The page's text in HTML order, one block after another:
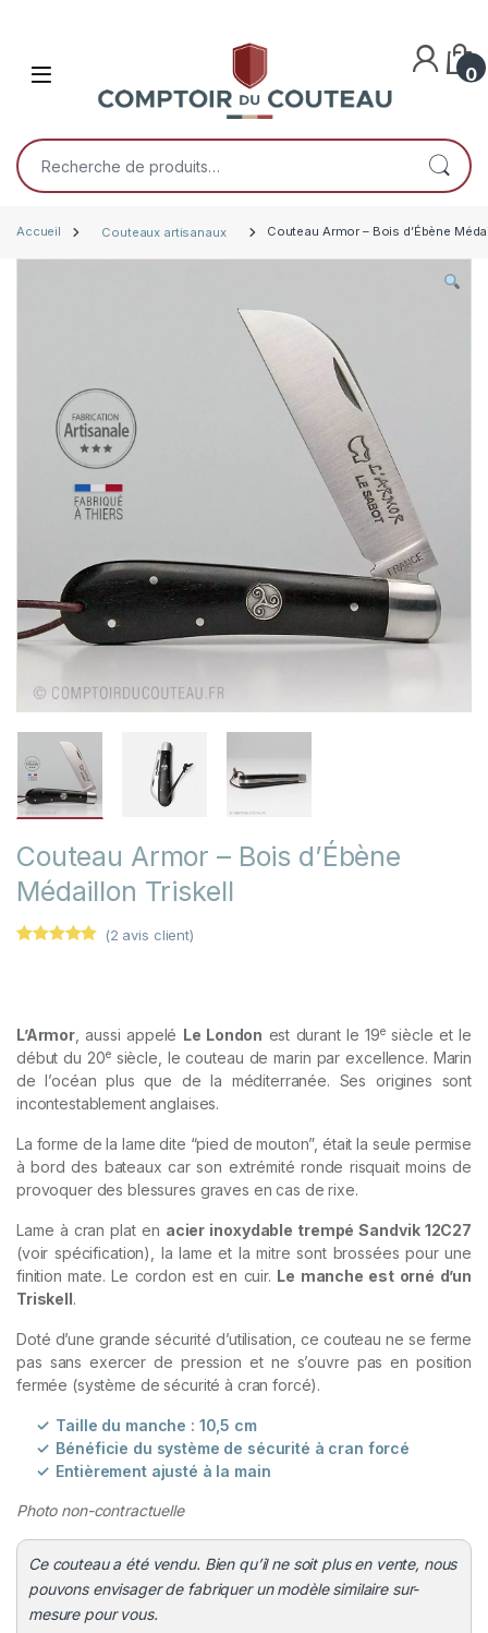
Open 0
Recherche pour :
Accueil Couteaux artisanaux Couteau Armor – Bois d’Ébène
Couteau Armor – Bois d’Ébène
Médaillon Triskell
(2 avis client)
L’Armor , aussi appelé Le London est durant le 19e siècle et le
début du 20esiècle, le couteau de marin par excellence. Marin
de l’océan plus que de la méditerranée. Ses origines sont
incontestablement anglaises.
La forme de la lame dite “pied de mouton”, était la seule permise
à bord des bateaux car son extrémité ronde risquait moins de
provoquer des blessures graves en cas de rixe.
Lame à cran plat en acier inoxydable trempé Sandvik 12C27
(voir spécification), la lame et la mitre sont brossées pour une
finition mate. Le cordon est en cuir. Le manche est orné d’un
Triskell.
Doté d’une grande sécurité d’utilisation, ce couteau ne se ferme
pas sans exercer de pression et ne s’ouvre pas en position
fermée (système de sécurité à cran forcé).
Taille du manche : 10,5 cm
Bénéficie du système de sécurité à cran forcé
Entièrement ajusté à la main
Photo non-contractuelle
Ce couteau a été vendu. Bien qu’il ne soit plus en vente, nous
pouvons envisager de fabriquer un modèle similaire sur-
mesure pour vous.